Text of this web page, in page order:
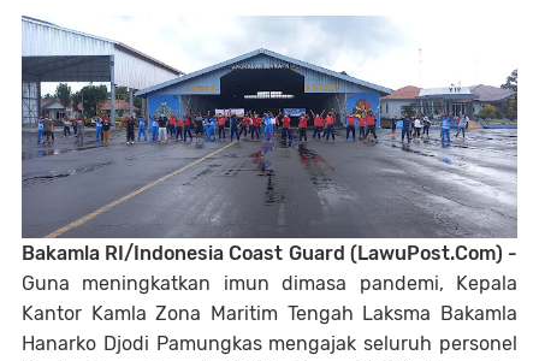
Bakamla RI/Indonesia Coast Guard (LawuPost.Com) -
Guna meningkatkan imun dimasa pandemi, Kepala
Kantor Kamla Zona Maritim Tengah Laksma Bakamla
Hanarko Djodi Pamungkas mengajak seluruh personel